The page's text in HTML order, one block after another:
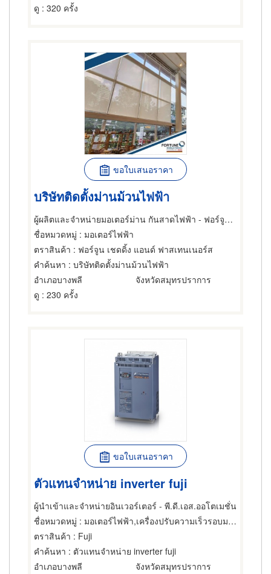
ดู : 320 ครั้ง
ขอใบเสนอราคา
บริษัทติดตั้งม่านม้วนไฟฟ้า
ผู้ผลิตและจำหน่ายมอเตอร์ม่าน กันสาดไฟฟ้า - ฟอร์จูน เชดดิ้ง แอนด์ ฟาสเทนเนอร์ส
ชื่อหมวดหมู่ : มอเตอร์ไฟฟ้า
ตราสินค้า : ฟอร์จูน เชดดิ้ง แอนด์ ฟาสเทนเนอร์ส
คำค้นหา : บริษัทติดตั้งม่านม้วนไฟฟ้า
อำเภอบางพลี
จังหวัดสมุทรปราการ
ดู : 230 ครั้ง
ขอใบเสนอราคา
ตัวแทนจําหน่าย inverter fuji
ผู้นำเข้าและจำหน่ายอินเวอร์เตอร์ - พี.ดี.เอส.ออโตเมชั่น
ชื่อหมวดหมู่ : มอเตอร์ไฟฟ้า,เครื่องปรับความเร็วรอบมอเตอร์ไฟฟ้า,ซ่อมมอเตอร์ไฟฟ้า
ตราสินค้า : Fuji
คำค้นหา : ตัวแทนจําหน่าย inverter fuji
อำเภอบางพลี
จังหวัดสมุทรปราการ